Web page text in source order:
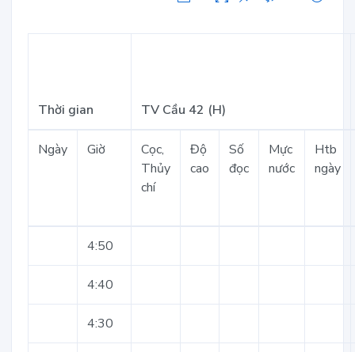
Thời gian TV Cầu 42 (H)
Ngày Giờ
Cọc,
Thủy
chí
Độ
cao
Số
đọc
Mực
nước
Htb
ngày
4:50
4:40
4:30